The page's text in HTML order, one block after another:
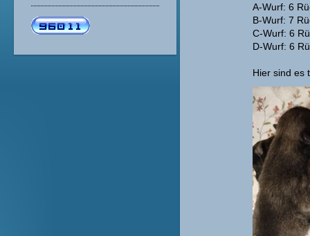
A-Wurf: 6
B-Wurf: 7
C-Wurf: 6
D-Wurf: 6
Hier sind es